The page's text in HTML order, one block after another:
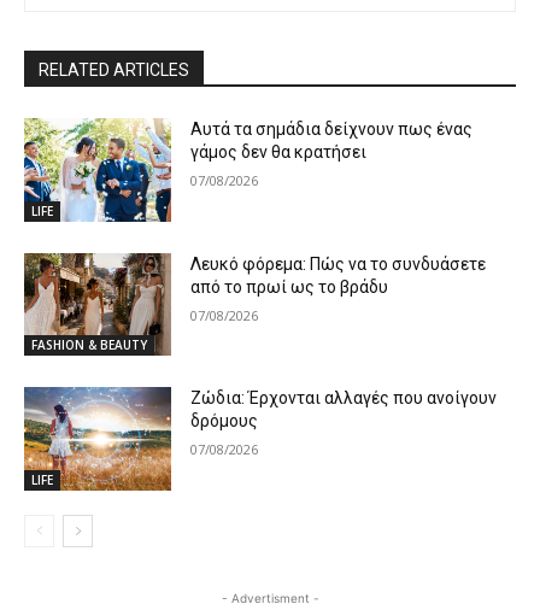
RELATED ARTICLES
LIFE
Αυτά τα σημάδια δείχνουν πως ένας
γάμος δεν θα κρατήσει
07/08/2026
FASHION & BEAUTY
Λευκό φόρεμα: Πώς να το συνδυάσετε
από το πρωί ως το βράδυ
07/08/2026
LIFE
Ζώδια: Έρχονται αλλαγές που ανοίγουν
δρόμους
07/08/2026
- Advertisment -